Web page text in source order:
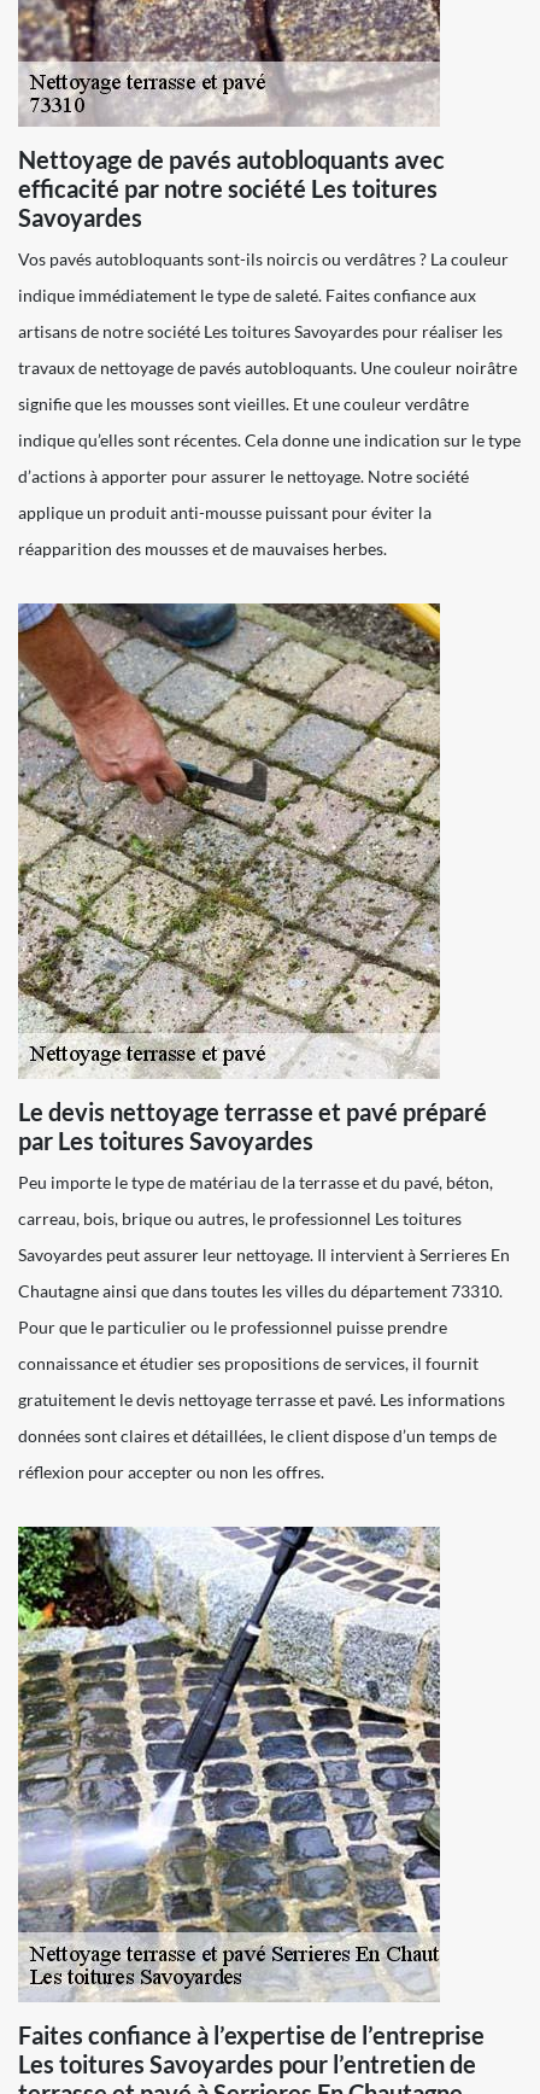
Nettoyage de pavés autobloquants avec
efficacité par notre société Les toitures
Savoyardes
Vos pavés autobloquants sont-ils noircis ou verdâtres ? La couleur
indique immédiatement le type de saleté. Faites confiance aux
artisans de notre société Les toitures Savoyardes pour réaliser les
travaux de nettoyage de pavés autobloquants. Une couleur noirâtre
signifie que les mousses sont vieilles. Et une couleur verdâtre
indique qu’elles sont récentes. Cela donne une indication sur le type
d’actions à apporter pour assurer le nettoyage. Notre société
applique un produit anti-mousse puissant pour éviter la
réapparition des mousses et de mauvaises herbes.
Le devis nettoyage terrasse et pavé préparé
par Les toitures Savoyardes
Peu importe le type de matériau de la terrasse et du pavé, béton,
carreau, bois, brique ou autres, le professionnel Les toitures
Savoyardes peut assurer leur nettoyage. Il intervient à Serrieres En
Chautagne ainsi que dans toutes les villes du département 73310.
Pour que le particulier ou le professionnel puisse prendre
connaissance et étudier ses propositions de services, il fournit
gratuitement le devis nettoyage terrasse et pavé. Les informations
données sont claires et détaillées, le client dispose d’un temps de
réflexion pour accepter ou non les offres.
Faites confiance à l’expertise de l’entreprise
Les toitures Savoyardes pour l’entretien de